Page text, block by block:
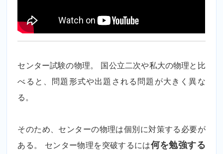
センター試験の物理。 国公立二次や私大の物理と比
べると、問題形式や出題される問題が大きく異な
る。
そのため、センターの物理は個別に対策する必要が
ある。 センター物理を突破するには何を勉強する